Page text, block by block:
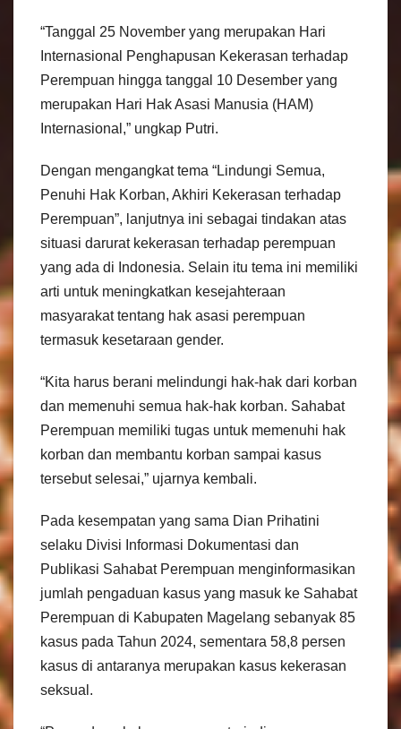
“Tanggal 25 November yang merupakan Hari
Internasional Penghapusan Kekerasan terhadap
Perempuan hingga tanggal 10 Desember yang
merupakan Hari Hak Asasi Manusia (HAM)
Internasional,” ungkap Putri.
Dengan mengangkat tema “Lindungi Semua,
Penuhi Hak Korban, Akhiri Kekerasan terhadap
Perempuan”, lanjutnya ini sebagai tindakan atas
situasi darurat kekerasan terhadap perempuan
yang ada di Indonesia. Selain itu tema ini memiliki
arti untuk meningkatkan kesejahteraan
masyarakat tentang hak asasi perempuan
termasuk kesetaraan gender.
“Kita harus berani melindungi hak-hak dari korban
dan memenuhi semua hak-hak korban. Sahabat
Perempuan memiliki tugas untuk memenuhi hak
korban dan membantu korban sampai kasus
tersebut selesai,” ujarnya kembali.
Pada kesempatan yang sama Dian Prihatini
selaku Divisi Informasi Dokumentasi dan
Publikasi Sahabat Perempuan menginformasikan
jumlah pengaduan kasus yang masuk ke Sahabat
Perempuan di Kabupaten Magelang sebanyak 85
kasus pada Tahun 2024, sementara 58,8 persen
kasus di antaranya merupakan kasus kekerasan
seksual.